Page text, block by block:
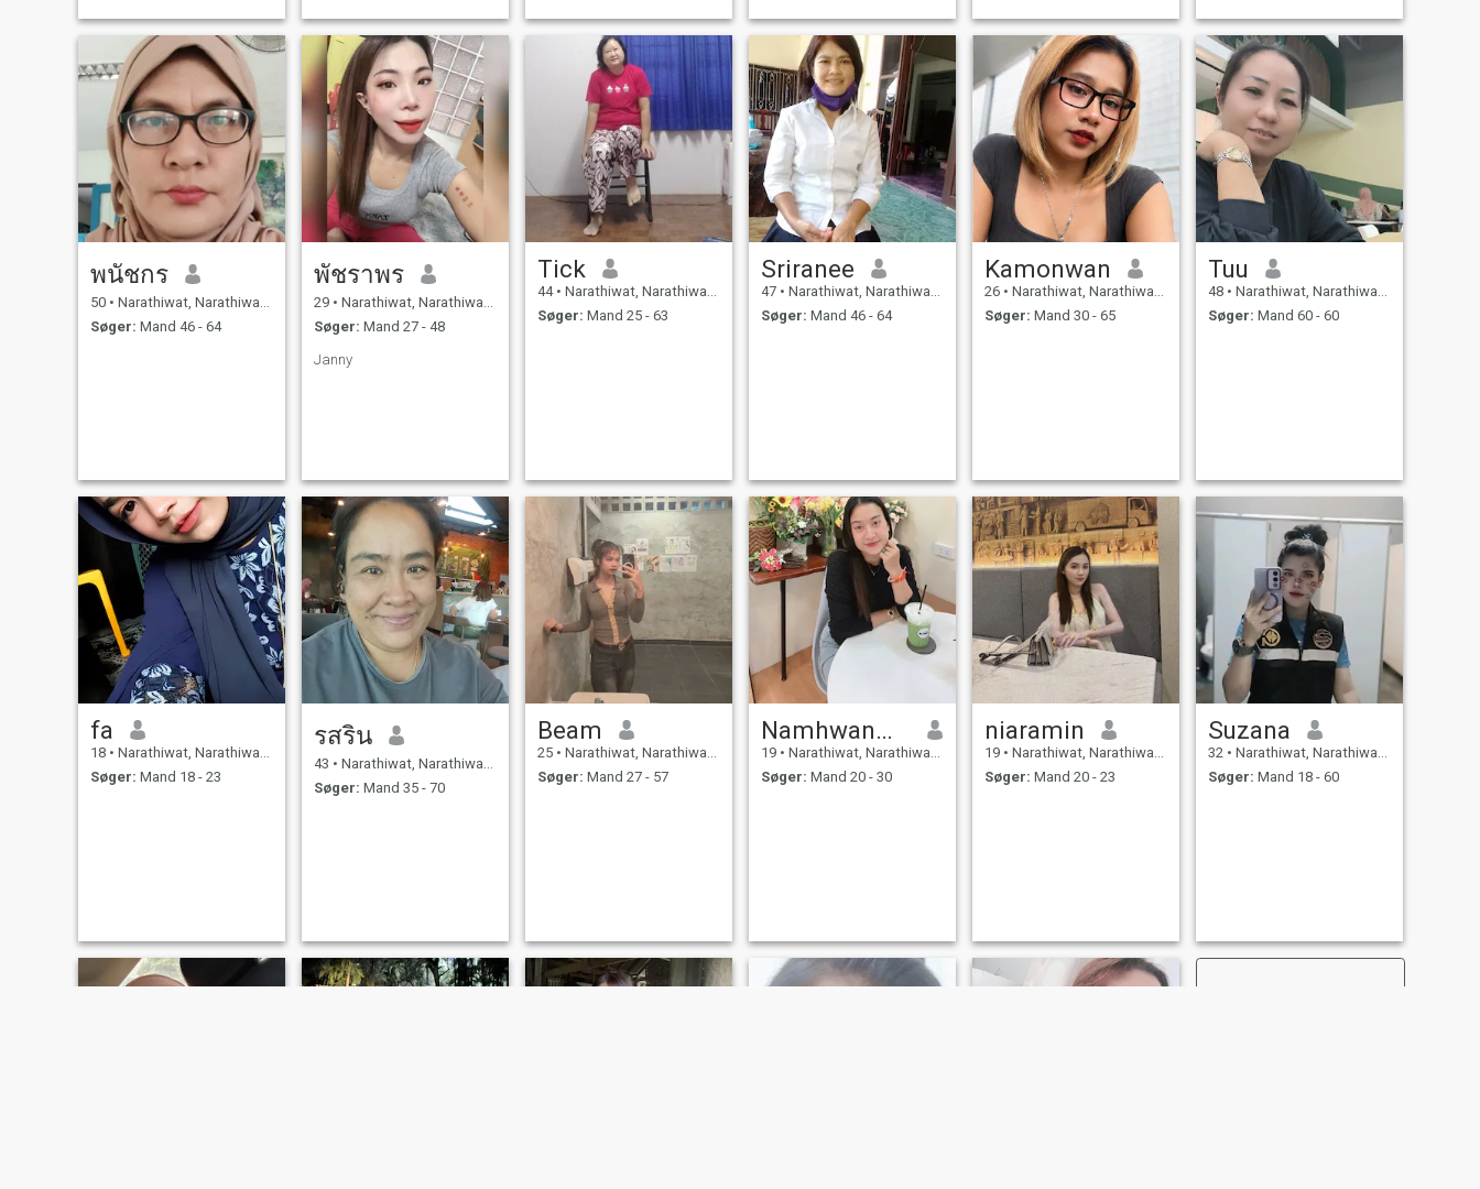
พนัชกร
50 • Narathiwat, Narathiwat, Thailand
Søger: Mand 46 - 64
พัชราพร
29 • Narathiwat, Narathiwat, Thailand
Søger: Mand 27 - 48
Janny
Tick
44 • Narathiwat, Narathiwat, Thailand
Søger: Mand 25 - 63
Sriranee
47 • Narathiwat, Narathiwat, Thailand
Søger: Mand 46 - 64
Kamonwan
26 • Narathiwat, Narathiwat, Thailand
Søger: Mand 30 - 65
Tuu
48 • Narathiwat, Narathiwat, Thailand
Søger: Mand 60 - 60
fa
18 • Narathiwat, Narathiwat, Thailand
Søger: Mand 18 - 23
รสริน
43 • Narathiwat, Narathiwat, Thailand
Søger: Mand 35 - 70
Beam
25 • Narathiwat, Narathiwat, Thailand
Søger: Mand 27 - 57
Namhwan🍯🐝
19 • Narathiwat, Narathiwat, Thailand
Søger: Mand 20 - 30
niaramin
19 • Narathiwat, Narathiwat, Thailand
Søger: Mand 20 - 23
Suzana
32 • Narathiwat, Narathiwat, Thailand
Søger: Mand 18 - 60